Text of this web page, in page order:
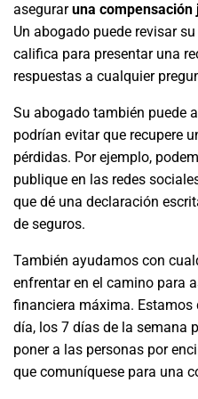
aseguraruna compensación
Un abogado puede revisar
califica para presentar una
respuestas a cualquier
Su abogado también puede
podrían evitar que recupere
pérdidas. Por ejemplo,
publique en las redes
que dé una declaración
de seguros.
También ayudamos con
enfrentar en el camino para
financiera máxima.
día, los 7 días de la semana
poner a las personas por
que comuníquese para una